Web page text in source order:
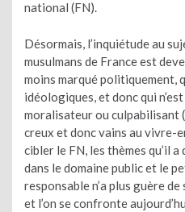
national (FN).
Désormais, l’inquiétude au
musulmans de France est
moins marqué politiquement,
idéologiques, et donc qui
moralisateur ou culpabilisant
creux et donc vains au vivre-
cibler le FN, les thèmes qu’il
dans le domaine public et le
responsable n’a plus guère
et l’on se confronte